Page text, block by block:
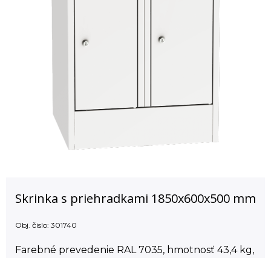
Skrinka s priehradkami 1850x600x500 mm
Obj. čislo: 301740
Farebné prevedenie RAL 7035, hmotnosť 43,4 kg,